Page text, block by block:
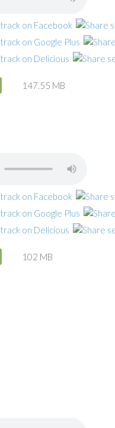
147.55 MB
102 MB